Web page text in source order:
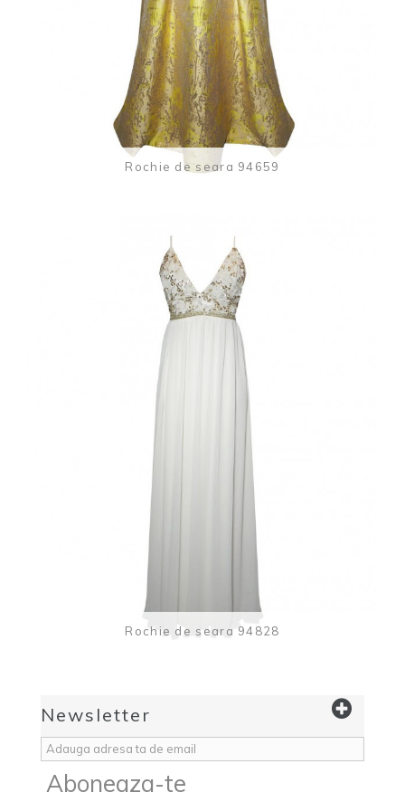
Rochie de seara 94659
Rochie de seara 94828
Newsletter
Aboneaza-te